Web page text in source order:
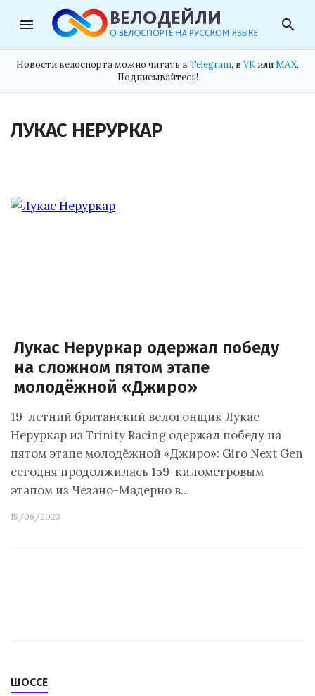
menu search
Новости велоспорта можно читать в Telegram, в VK илиMAX.
Подписывайтесь!
ЛУКАС НЕРУРКАР
Лукас Неруркар одержал победу
на сложном пятом этапе
молодёжной «Джиро»
19-летний британский велогонщик Лукас
Неруркар из Trinity Racing одержал победу на
пятом этапе молодёжной «Джиро»: Giro Next Gen
сегодня продолжилась 159-километровым
этапом из Чезано-Мадерно в…
15/06/2023
ШОССЕ